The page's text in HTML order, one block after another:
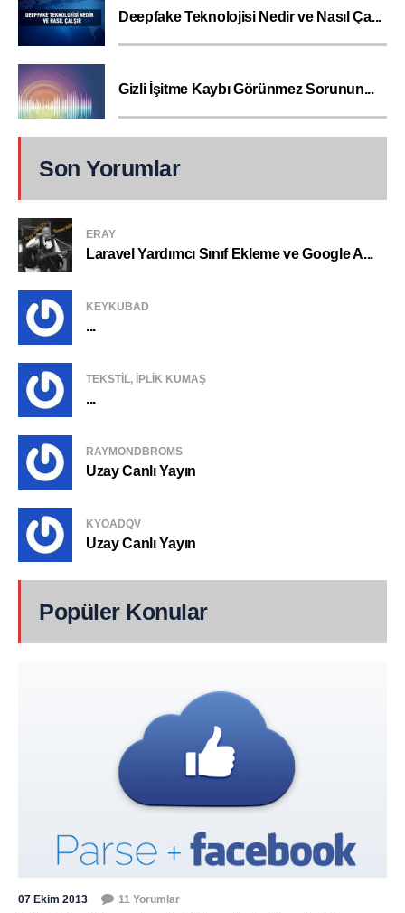
Deepfake Teknolojisi Nedir ve Nasıl Ça...
Gizli İşitme Kaybı Görünmez Sorunun...
Son Yorumlar
ERAY
Laravel Yardımcı Sınıf Ekleme ve Google A...
KEYKUBAD
...
TEKSTIL, IPLIK KUMAŞ
...
RAYMONDBROMS
Uzay Canlı Yayın
KYOADQV
Uzay Canlı Yayın
Popüler Konular
07 Ekim 2013 11 Yorumlar